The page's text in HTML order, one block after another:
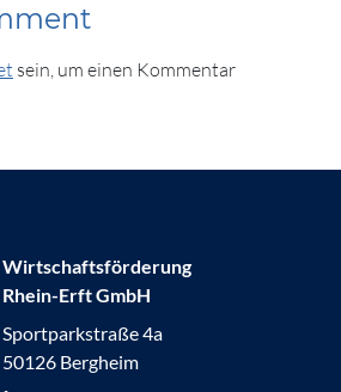
sein, um einen Kommentar
Wirtschaftsförderung
Rhein-Erft GmbH
Sportparkstraße 4a
50126 Bergheim